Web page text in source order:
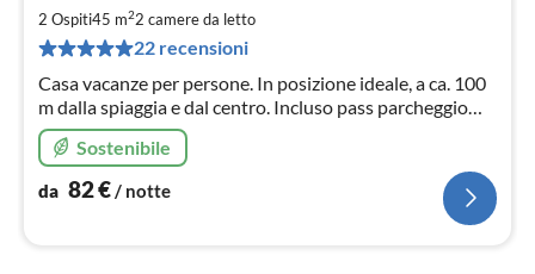
2 Ospiti45 m22 camere da letto
22 recensioni
Casa vacanze per persone. In posizione ideale, a ca. 100
m dalla spiaggia e dal centro. Incluso pass parcheggio
per parcheggio gratuito, biancheria da letto,
asciugamani inclusi nel prezzo.
Sostenibile
da 82€/ notte